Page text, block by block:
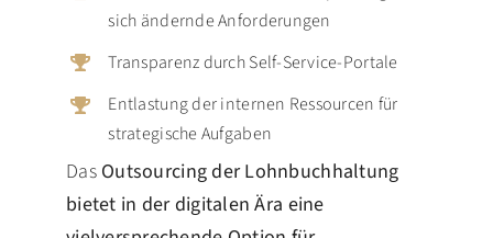
sich ändernde Anforderungen
Transparenz durch Self-Service-Portale
Entlastung der internen Ressourcen für
strategische Aufgaben
Das Outsourcing der Lohnbuchhaltung
bietet in der digitalen Ära eine